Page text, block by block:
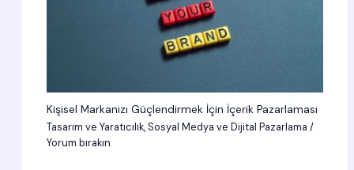
Kişisel Markanızı Güçlendirmek İçin İçerik Pazarlaması
Tasarım ve Yaratıcılık,Sosyal Medya ve Dijital Pazarlama /
Yorum bırakın